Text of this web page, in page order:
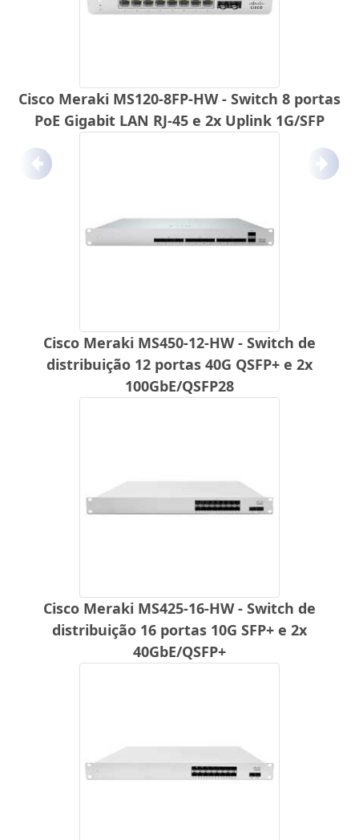
Cisco Meraki MS120-8FP-HW - Switch 8 portas
PoE Gigabit LAN RJ-45 e 2x Uplink 1G/SFP
Cisco Meraki MS450-12-HW - Switch de
distribuição 12 portas 40G QSFP+ e 2x
100GbE/QSFP28
Cisco Meraki MS425-16-HW - Switch de
distribuição 16 portas 10G SFP+ e 2x
40GbE/QSFP+
Anterior